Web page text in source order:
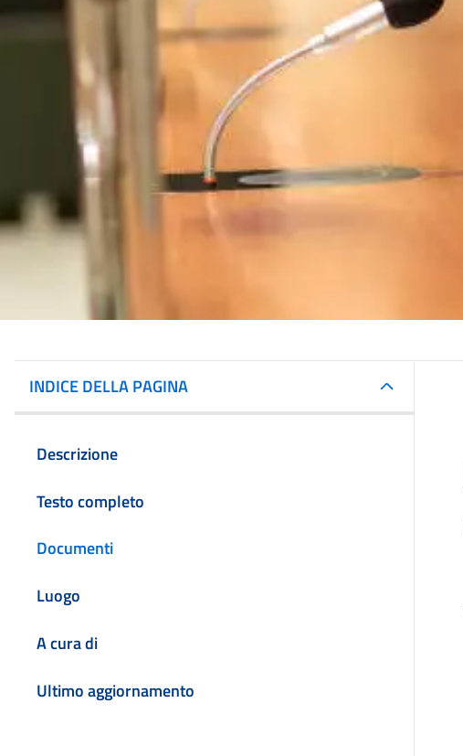
INDICE DELLA PAGINA
Descrizione
Testo completo
Documenti
Luogo
A cura di
Ultimo aggiornamento